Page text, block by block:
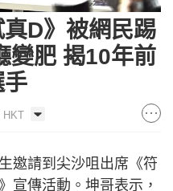
D》被網民踢
變肥 揭10年前
手
HKT
邀請到尖沙咀出席《符
宣傳活動。坤哥表示，